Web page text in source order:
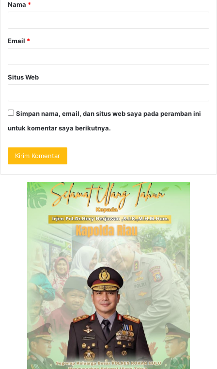
Nama *
Email *
Situs Web
Simpan nama, email, dan situs web saya pada peramban ini
untuk komentar saya berikutnya.